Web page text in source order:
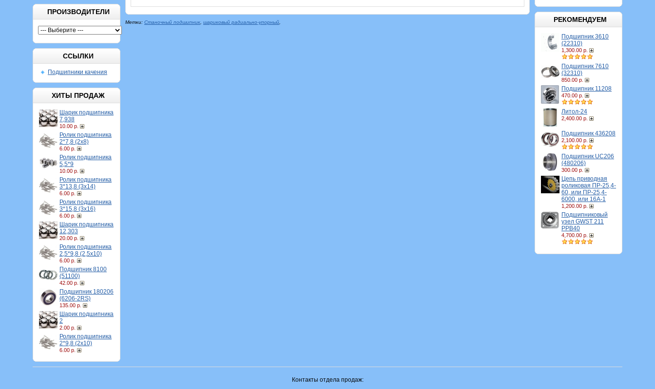
ПРОИЗВОДИТЕЛИ
ССЫЛКИ
Подшипники качения
ХИТЫ ПРОДАЖ
Шарик подшипника
7,938
10.00 р.
Ролик подшипника
2*7,8 (2х8)
6.00 р.
Ролик подшипника
5,5*9
10.00 р.
Ролик подшипника
3*13,8 (3х14)
6.00 р.
Ролик подшипника
3*15,8 (3х16)
6.00 р.
Шарик подшипника
12,303
20.00 р.
Ролик подшипника
2,5*9,8 (2,5х10)
6.00 р.
Подшипник 8100
(51100)
42.00 р.
Подшипник 180206
(6206-2RS)
135.00 р.
Шарик подшипника
2
2.00 р.
Ролик подшипника
2*9,8 (2х10)
6.00 р.
РЕКОМЕНДУЕМ
Подшипник 3610
(22310)
1,300.00 р.
Подшипник 7610
(32310)
850.00 р.
Подшипник 11208
470.00 р.
Литол-24
2,400.00 р.
Подшипник 436208
2,100.00 р.
Подшипник UC206
(480206)
300.00 р.
Цепь приводная
роликовая ПР-25,4-
60, или ПР-25,4-
6000, или 16A-1
1,200.00 р.
Подшипниковый
узел GWST 211
PPB40
4,700.00 р.
Метки: Станочный подшипник шариковый радиально-упорный
Контакты отдела продаж: